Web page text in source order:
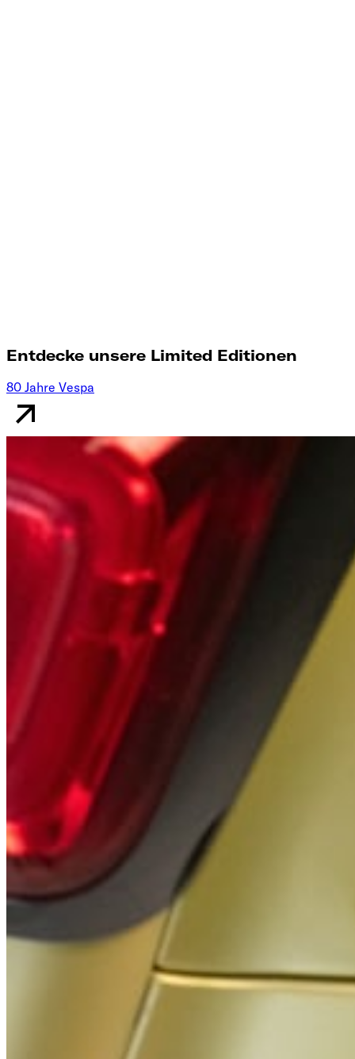
Entdecke unsere Limited Editionen
80 Jahre Vespa